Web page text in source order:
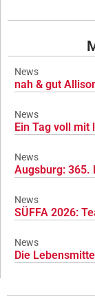
News
nah & gut
News
Ein Tag voll
News
Augsburg: 365.
News
SÜFFA 2026:
News
Die